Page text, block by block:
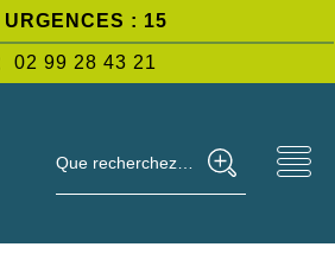
URGENCES : 15
02 99 28 43 21
Que recherchez-vous ?